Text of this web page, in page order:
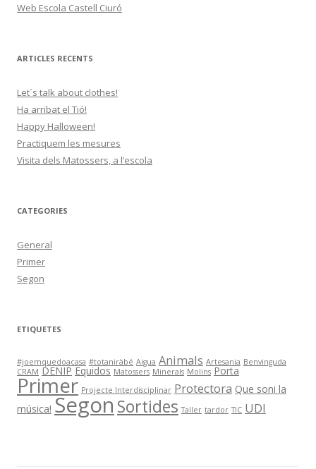
Web Escola Castell Ciuró
ARTICLES RECENTS
Let´s talk about clothes!
Ha arribat el Tió!
Happy Halloween!
Practiquem les mesures
Visita dels Matossers, a l’escola
CATEGORIES
General
Primer
Segon
ETIQUETES
#joemquedoacasa #totaniràbé Aigua Animals Artesania Benvinguda
CRAM DENIP Equidos Matossers Minerals Molins Porta
Primer Projecte Interdisciplinar Protectora Que soni la
música! Segon Sortides Taller tardor TIC UDI